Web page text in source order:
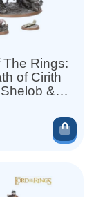
The Rings:
of Cirith
&